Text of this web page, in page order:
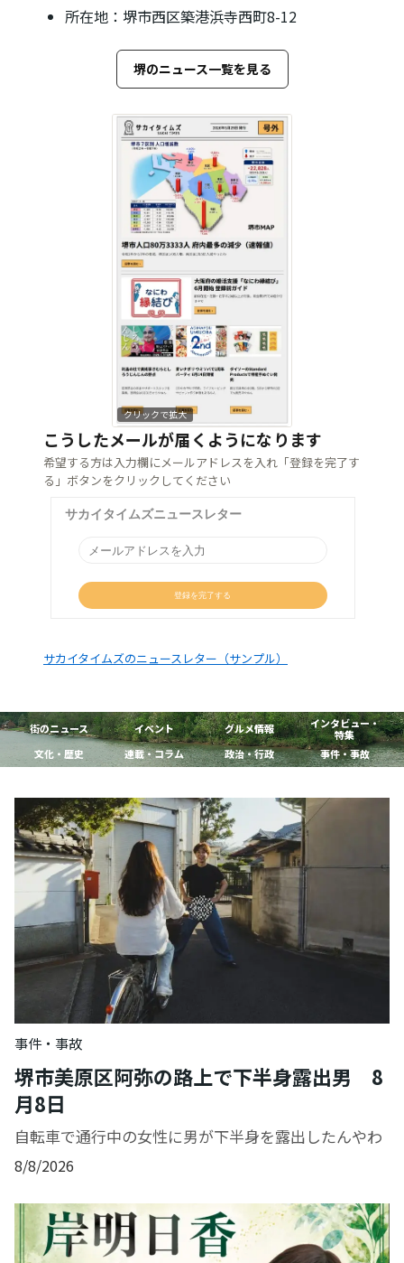
所在地：堺市西区築港浜寺西町8-12
堺のニュース一覧を見る
クリックで拡大
こうしたメールが届くようになります
希望する方は入力欄にメールアドレスを入れ「登録を完了す
る」ボタンをクリックしてください
サカイタイムズのニュースレター（サンプル）
街のニュース イベント グルメ情報
インタビュー・
特集
文化・歴史
連載・コラム 政治・行政 事件・事故
事件・事故
堺市美原区阿弥の路上で下半身露出男 8
月8日
自転車で通行中の女性に男が下半身を露出したんやわ
8/8/2026